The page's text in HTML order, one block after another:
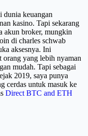
dunia keuangan
kasino. Tapi sekarang
akun broker, mungkin
di charles schwab
aksesnya. Ini
orang yang lebih nyaman
mudah. Tapi sebagai
2019, saya punya
cerdas untuk masuk ke
Direct BTC and ETH